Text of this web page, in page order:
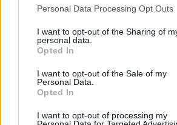
Please note that this website/app uses
not limited to your visit or usage
grant or deny consent to Google and its
use your data for below specified
consent section.
Personal Data Processing Opt Outs
I want to opt-out of the Sharing of
personal data.
Opted In
I want to opt-out of the Sale of my
Personal Data.
Opted In
I want to opt-out of processing my
mesterségbeli fogásokra utaló
feledésbe merült, és csak a
értelme világos a mai használója
2022, 13). Ízelítőül nézzünk két
valamint a magyar szó szerinti
magyar megfelelőiket!
szarkák a ludat is elvonszolják.]: ’a